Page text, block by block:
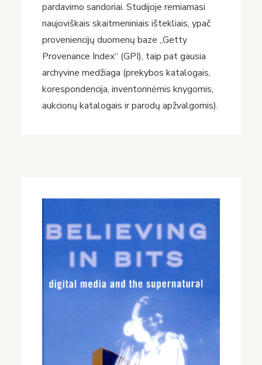
pardavimo sandoriai. Studijoje remiamasi
naujoviškais skaitmeniniais ištekliais, ypač
proveniencijų duomenų baze „Getty
Provenance Index“ (GPI), taip pat gausia
archyvine medžiaga (prekybos katalogais,
korespondencija, inventorinėmis knygomis,
aukcionų katalogais ir parodų apžvalgomis).